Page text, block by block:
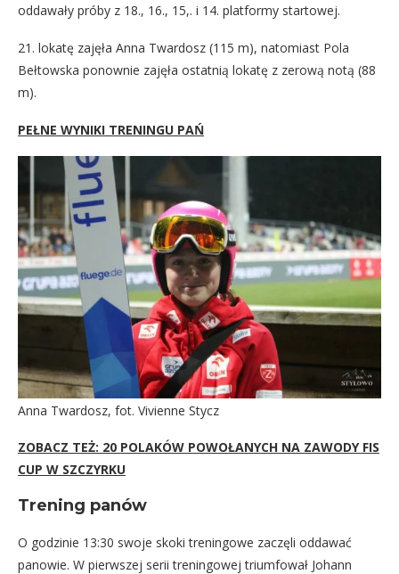
oddawały próby z 18., 16., 15,. i 14. platformy startowej.
21. lokatę zajęła Anna Twardosz (115 m), natomiast Pola
Bełtowska ponownie zajęła ostatnią lokatę z zerową notą (88
m).
PEŁNE WYNIKI TRENINGU PAŃ
Anna Twardosz, fot. Vivienne Stycz
ZOBACZ TEŻ: 20 POLAKÓW POWOŁANYCH NA ZAWODY FIS
CUP W SZCZYRKU
Trening panów
O godzinie 13:30 swoje skoki treningowe zaczęli oddawać
panowie. W pierwszej serii treningowej triumfował Johann